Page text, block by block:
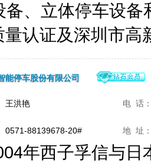
备、立体停车设
量认证及深圳市
能停车股份有限公司
王洪艳 电 话
0571-88139678-20# 地 址
年西子孚信与日